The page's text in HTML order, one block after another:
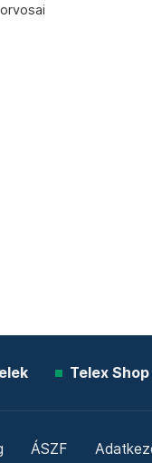
Telex Shop
ÁSZF